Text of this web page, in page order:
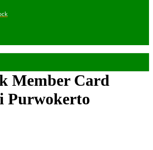
Member Card
Purwokerto